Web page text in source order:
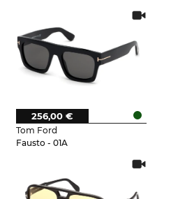
Tom Ford
Fausto - 01A
256,00 €